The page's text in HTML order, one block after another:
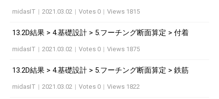
midasIT | 2021.03.02 | Votes 0 | Views 1815
13.2D結果 > 4.基礎設計 > 5.フーチング断面算定 > 付着
midasIT | 2021.03.02 | Votes 0 | Views 1875
13.2D結果 > 4.基礎設計 > 5.フーチング断面算定 > 鉄筋
midasIT | 2021.03.02 | Votes 0 | Views 1822